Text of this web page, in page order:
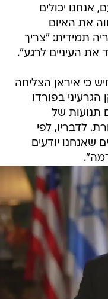
יכולים
את האיום
תמידית: "צריך
את העיניים לרגע".
כי איראן הצליחה
בפורדו
תנועות של
לדבריו, לפי
שאנחנו יודעים